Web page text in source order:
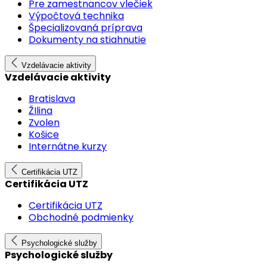
Pre zamestnancov vlečiek
Výpočtová technika
Špecializovaná príprava
Dokumenty na stiahnutie
Vzdelávacie aktivity
Vzdelávacie aktivity
Bratislava
ŽIlina
Zvolen
Košice
Internátne kurzy
Certifikácia UTZ
Certifikácia UTZ
Certifikácia UTZ
Obchodné podmienky
Psychologické služby
Psychologické služby